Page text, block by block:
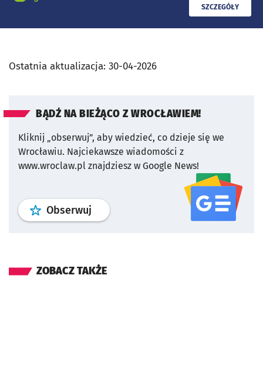
PRZECZYTAJ
SZCZEGÓŁY
Ostatnia aktualizacja: 30-04-2026
BĄDŹ NA BIEŻĄCO Z WROCŁAWIEM!
Kliknij „obserwuj”, aby wiedzieć, co dzieje się we
Wrocławiu. Najciekawsze wiadomości z
www.wroclaw.pl znajdziesz w Google News!
Obserwuj profil serwisu
ZOBACZ TAKŻE